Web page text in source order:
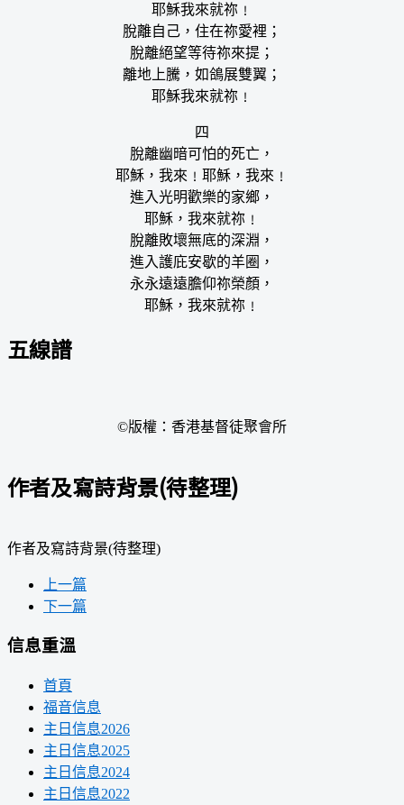
耶穌我來就祢﹗
脫離自己，住在祢愛裡；
脫離絕望等待祢來提；
離地上騰，如鴿展雙翼；
耶穌我來就祢﹗
四
脫離幽暗可怕的死亡，
耶穌，我來﹗耶穌，我來﹗
進入光明歡樂的家鄉，
耶穌，我來就祢﹗
脫離敗壞無底的深淵，
進入護庇安歇的羊圈，
永永遠遠膽仰祢榮顏，
耶穌，我來就祢﹗
五線譜
©版權：香港基督徒聚會所
作者及寫詩背景(待整理)
作者及寫詩背景(待整理)
上一篇
下一篇
信息重溫
首頁
福音信息
主日信息2026
主日信息2025
主日信息2024
主日信息2022